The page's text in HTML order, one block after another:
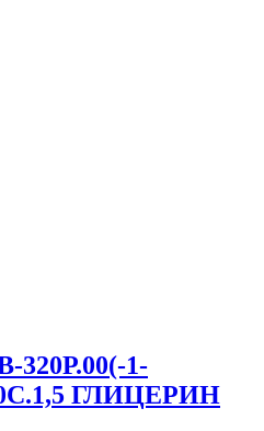
320Р.00(-1-
ГЛИЦЕРИН